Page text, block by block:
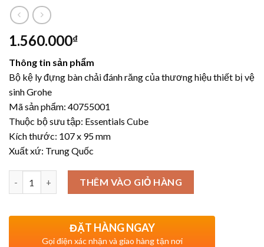
1.560.000₫
Thông tin sản phẩm
Bộ kệ ly đựng bàn chải đánh răng của thương hiệu thiết bị vệ
sinh Grohe
Mã sản phẩm: 40755001
Thuộc bộ sưu tập: Essentials Cube
Kích thước: 107 x 95 mm
Xuất xứ: Trung Quốc
THÊM VÀO GIỎ HÀNG
ĐẶT HÀNG NGAY
Gọi điện xác nhận và giao hàng tận nơi